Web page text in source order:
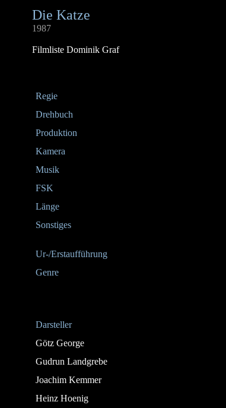
Die Katze
1987
Filmliste Dominik Graf
Regie
Drehbuch
Produktion
Kamera
Musik
FSK
Länge
Sonstiges
Ur-/Erstaufführung
Genre
Darsteller
Götz George
Gudrun Landgrebe
Joachim Kemmer
Heinz Hoenig